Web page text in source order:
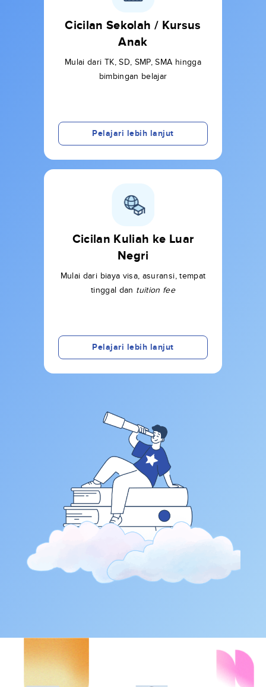
Cicilan Sekolah / Kursus
Anak
Mulai dari TK, SD, SMP, SMA hingga
bimbingan belajar
Pelajari lebih lanjut
Cicilan Kuliah ke Luar
Negri
Mulai dari biaya visa, asuransi, tempat
tinggal dan tuition fee
Pelajari lebih lanjut